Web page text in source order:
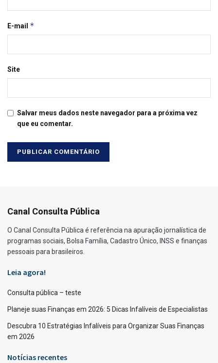
E-mail *
Site
Salvar meus dados neste navegador para a próxima vez
que eu comentar.
Canal Consulta Pública
O Canal Consulta Pública é referência na apuração jornalística de
programas sociais, Bolsa Família, Cadastro Único, INSS e finanças
pessoais para brasileiros.
Leia agora!
Consulta pública – teste
Planeje suas Finanças em 2026: 5 Dicas Infalíveis de Especialistas
Descubra 10 Estratégias Infalíveis para Organizar Suas Finanças
em 2026
Notícias recentes